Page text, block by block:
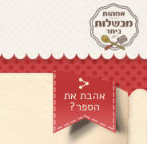
אהבת את
הספר?